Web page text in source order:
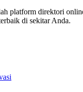
platform direktori
di sekitar Anda.